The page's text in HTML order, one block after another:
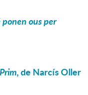
ous per
, de Narcís Oller